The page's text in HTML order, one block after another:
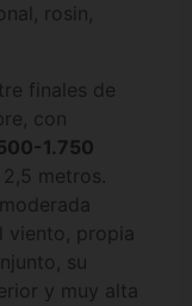
rosin,
finales de
con
1.750
metros.
viento, propia
su
y muy alta